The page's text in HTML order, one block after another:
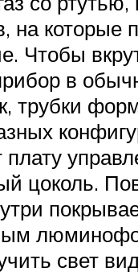
на которые
Чтобы
в
трубки
цоколь.
свет